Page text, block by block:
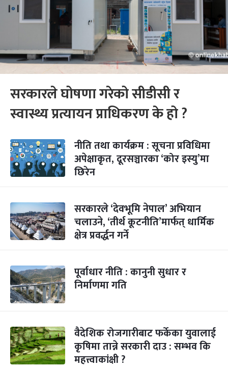
सरकारले घोषणा गरेको सीडीसी र
स्वास्थ्य प्रत्यायन प्राधिकरण के हो ?
नीति तथा कार्यक्रम : सूचना प्रविधिमा
अपेक्षाकृत, दूरसञ्चारका ‘कोर इस्यु’मा
छिरेन
सरकारले ‘देवभूमि नेपाल’ अभियान
चलाउने, ‘तीर्थ कूटनीति’मार्फत् धार्मिक
क्षेत्र प्रवर्द्धन गर्ने
पूर्वाधार नीति : कानुनी सुधार र
निर्माणमा गति
वैदेशिक रोजगारीबाट फर्केका युवालाई
कृषिमा तान्ने सरकारी दाउ : सम्भव कि
महत्त्वाकांक्षी ?